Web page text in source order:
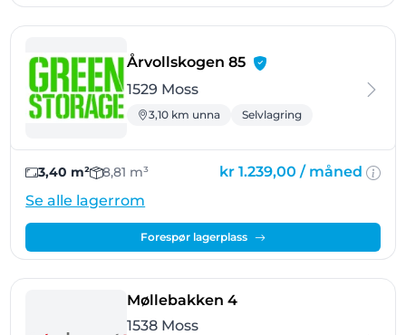
Årvollskogen 85- Moss
1529 Moss
3,10 km unna Selvlagring
3,40 m² 8,81 m³ kr 1.239,00 / måned
Se alle lagerrom
Forespør lagerplass
Møllebakken 4- Moss
1538 Moss